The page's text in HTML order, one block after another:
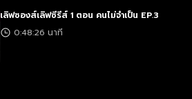
เลิฟซองส์เลิฟซีรีส์ 1 ตอน คนไม่จำเป็น EP.3
0:48:26 นาที